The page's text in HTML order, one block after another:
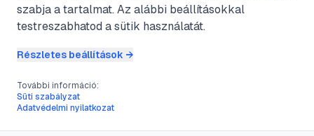
Az Ezüstkárász és
a Ponty
#állatok
szabja a tartalmat. Az alábbi beállításokkal
testreszabhatod a sütik használatát.
Részletes beállítások →
További információ:
Süti szabályzat
Adatvédelmi nyilatkozat